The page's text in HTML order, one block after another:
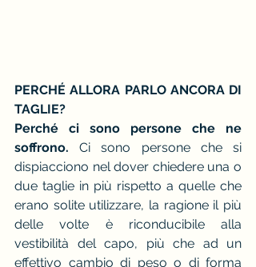
PERCHÉ ALLORA PARLO ANCORA DI
TAGLIE?
Perché ci sono persone che ne
soffrono. Ci sono persone che si
dispiacciono nel dover chiedere una o
due taglie in più rispetto a quelle che
erano solite utilizzare, la ragione il più
delle volte è riconducibile alla
vestibilità del capo, più che ad un
effettivo cambio di peso o di forma